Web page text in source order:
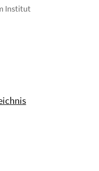
Institut